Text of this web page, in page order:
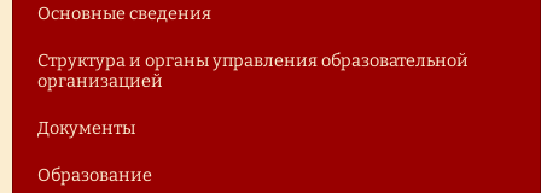
Основные сведения
Структура и органы управления образовательной
организацией
Документы
Образование